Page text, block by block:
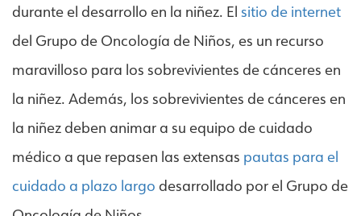
durante el desarrollo en la niñez. Elsitio de internet
del Grupo de Oncología de Niños, es un recurso
maravilloso para los sobrevivientes de cánceres en
la niñez. Además, los sobrevivientes de cánceres en
la niñez deben animar a su equipo de cuidado
médico a que repasen las extensas pautas para el
cuidado a plazo largodesarrollado por el Grupo de